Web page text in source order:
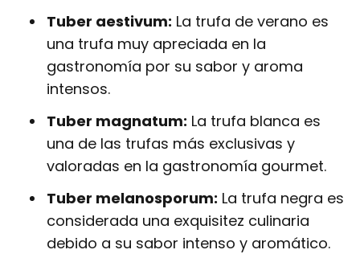
Tuber aestivum: La trufa de verano es
una trufa muy apreciada en la
gastronomía por su sabor y aroma
intensos.
Tuber magnatum: La trufa blanca es
una de las trufas más exclusivas y
valoradas en la gastronomía gourmet.
Tuber melanosporum: La trufa negra es
considerada una exquisitez culinaria
debido a su sabor intenso y aromático.